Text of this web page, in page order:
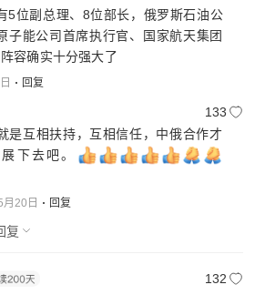
5位副总理、8位部长，俄罗斯石油公
子能公司首席执行官、国家航天集团
阵容确实十分强大了
回复
133
是互相扶持，互相信任，中俄合作才
下去吧。
月20日 回复
复
132